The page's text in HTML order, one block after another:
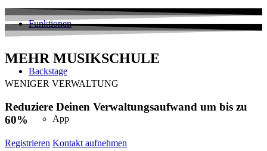
Funktionen
Backstage
App
MEHR MUSIKSCHULE
WENIGER VERWALTUNG
Reduziere Deinen Verwaltungsaufwand um bis zu
60%
Registrieren Kontakt aufnehmen